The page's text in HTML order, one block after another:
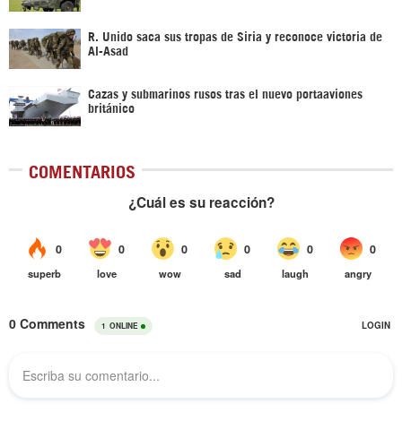
R. Unido saca sus tropas de Siria y reconoce victoria de
Al-Asad
Cazas y submarinos rusos tras el nuevo portaaviones
británico
COMENTARIOS